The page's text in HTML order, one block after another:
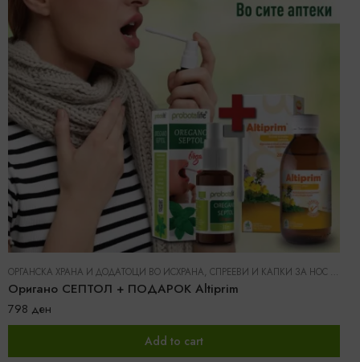
ОРГАНСКА ХРАНА И ДОДАТОЦИ ВО ИСХРАНА, СПРЕЕВИ И КАПКИ ЗА НОС И ГРЛО
Оригано СЕПТОЛ + ПОДАРОК Altiprim
798 ден
Add to cart